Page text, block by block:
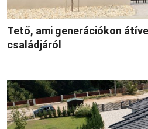
Tető, ami generációkon
családjáról